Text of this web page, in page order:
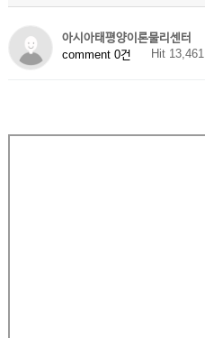
아시아태평양이론물리센터
comment 0건
Hit 13,461